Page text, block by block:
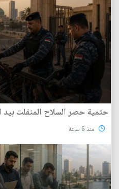
حتمية حصر السلاح المنفلت بيد
منذ 6 ساعة